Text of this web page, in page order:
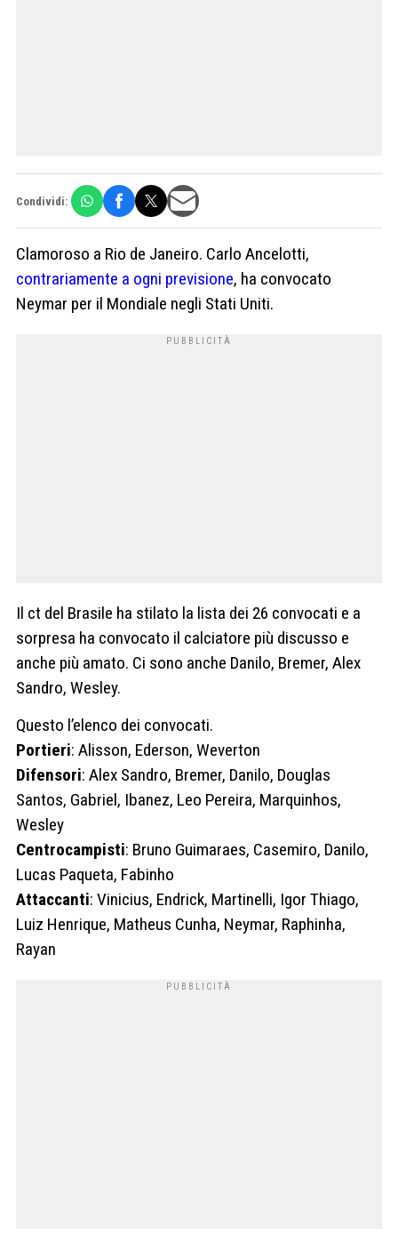
Condividi:
Clamoroso a Rio de Janeiro. Carlo Ancelotti,
contrariamente a ogni previsione, ha convocato
Neymar per il Mondiale negli Stati Uniti.
Il ct del Brasile ha stilato la lista dei 26 convocati e a
sorpresa ha convocato il calciatore più discusso e
anche più amato. Ci sono anche Danilo, Bremer, Alex
Sandro, Wesley.
Questo l’elenco dei convocati.
Portieri: Alisson, Ederson, Weverton
Difensori: Alex Sandro, Bremer, Danilo, Douglas
Santos, Gabriel, Ibanez, Leo Pereira, Marquinhos,
Wesley
Centrocampisti: Bruno Guimaraes, Casemiro, Danilo,
Lucas Paqueta, Fabinho
Attaccanti: Vinicius, Endrick, Martinelli, Igor Thiago,
Luiz Henrique, Matheus Cunha, Neymar, Raphinha,
Rayan